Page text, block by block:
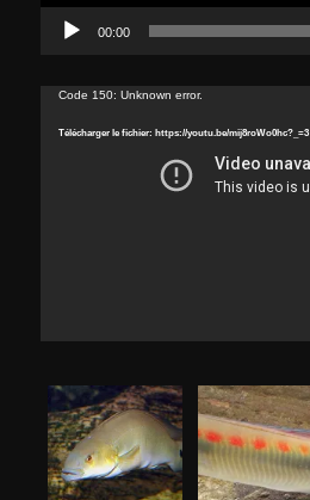
00:00
Lecteur
Code 150: Unknown error.
Télécharger le fichier: https://youtu.be/mij8roWo0hc?_=3